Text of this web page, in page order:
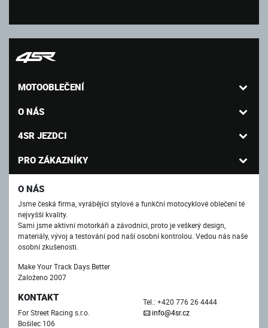
MOTOOBLEČENÍ
O NÁS
4SR JEZDCI
PRO ZÁKAZNÍKY
O NÁS
Jsme česká firma, vyrábějící stylové a funkční motocyklové oblečení té
nejvyšší kvality.
Sami jsme aktivní motorkáři a závodníci, proto je veškerý design,
materiály, vývoj a testování pod naší osobní kontrolou. Vedou nás naše
osobní zkušenosti.
Make Your Track Days Better
Založeno 2007
KONTAKT
For Street Racing s.r.o.
Bošilec 106
Tel.: +420 776 26 4444
info@4sr.cz